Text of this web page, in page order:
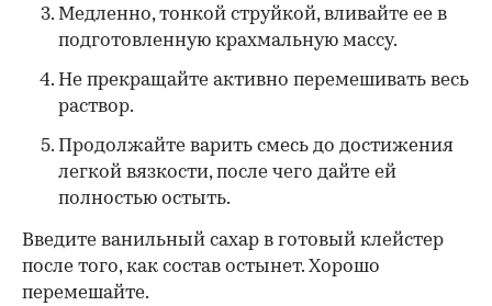
Медленно, тонкой струйкой, вливайте ее в
подготовленную крахмальную массу.
Не прекращайте активно перемешивать весь
раствор.
Продолжайте варить смесь до достижения
легкой вязкости, после чего дайте ей
полностью остыть.
Введите ванильный сахар в готовый клейстер
после того, как состав остынет. Хорошо
перемешайте.